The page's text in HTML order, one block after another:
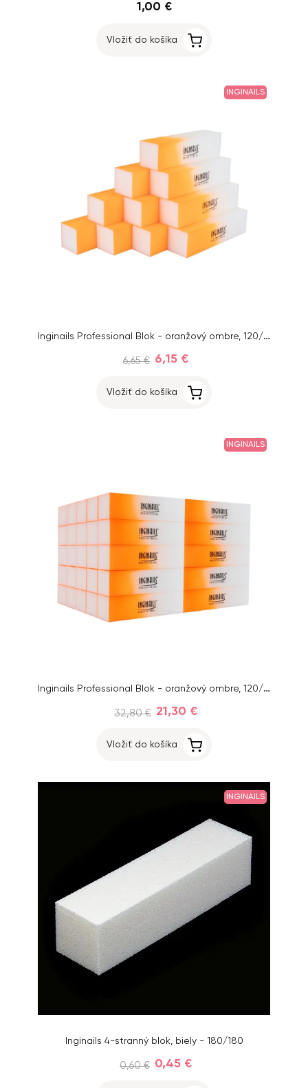
1,00 €
Vložiť do košíka
INGINAILS
Inginails Professional Blok - oranžový ombre, 120/120 - 4-stranný
6,65 € 6,15 €
Vložiť do košíka
INGINAILS
Inginails Professional Blok - oranžový ombre, 120/120 - 4-stranný
32,80 € 21,30 €
Vložiť do košíka
INGINAILS
Inginails 4-stranný blok, biely - 180/180
0,60 € 0,45 €